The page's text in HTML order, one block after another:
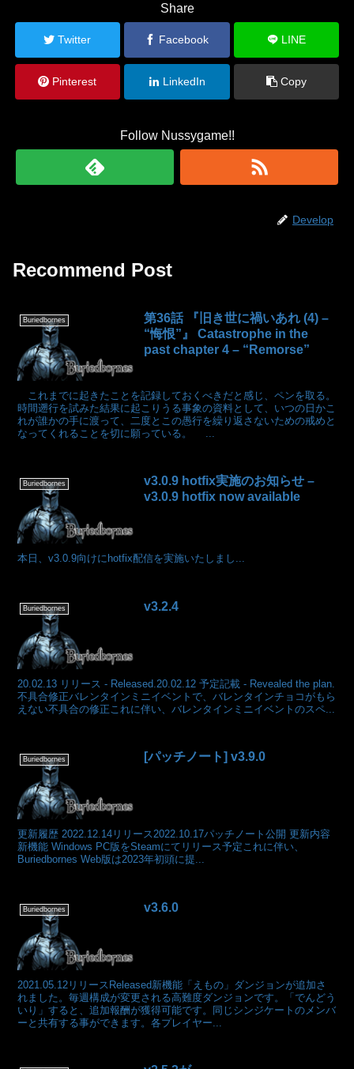
Share
Twitter Facebook LINE
Pinterest LinkedIn Copy
Follow Nussygame!!
Develop
Recommend Post
Buriedbornes
第36話 『旧き世に禍いあれ (4) –
“悔恨”』 Catastrophe in the
past chapter 4 – “Remorse”
これまでに起きたことを記録しておくべきだと感じ、ペンを取る。
時間遡行を試みた結果に起こりうる事象の資料として、いつの日かこ
れが誰かの手に渡って、二度とこの愚行を繰り返さないための戒めと
なってくれることを切に願っている。 ...
Buriedbornes
v3.0.9 hotfix実施のお知らせ –
v3.0.9 hotfix now available
本日、v3.0.9向けにhotfix配信を実施いたしまし...
Buriedbornes v3.2.4
20.02.13 リリース - Released.20.02.12 予定記載 - Revealed the plan.
不具合修正バレンタインミニイベントで、バレンタインチョコがもら
えない不具合の修正これに伴い、バレンタインミニイベントのスペ...
Buriedbornes [パッチノート] v3.9.0
更新履歴 2022.12.14リリース2022.10.17パッチノート公開 更新内容
新機能 Windows PC版をSteamにてリリース予定これに伴い、
Buriedbornes Web版は2023年初頭に提...
Buriedbornes v3.6.0
2021.05.12リリースReleased新機能「えもの」ダンジョンが追加さ
れました。毎週構成が変更される高難度ダンジョンです。「でんどう
いり」すると、追加報酬が獲得可能です。同じシンジケートのメンバ
ーと共有する事ができます。各プレイヤー...